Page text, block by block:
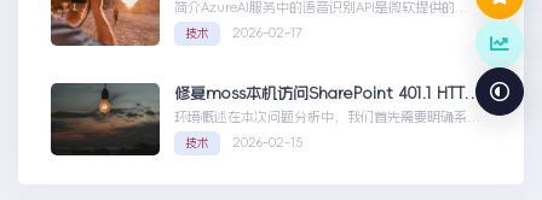
简介AzureAI服务中的语音识别API是微软提供的一
项先进技术，旨在帮助开发者轻松实现语...AzureAI
服务之语音识别
技术 2026-02-17
修复moss本机访问SharePoint 401.1 HTTP错误
环境概述在本次问题分析中，我们首先需要明确系统
的运行环境。了解环境配置不仅能帮助我们定位问
题，也为...修复moss本机访问
技术 2026-02-15